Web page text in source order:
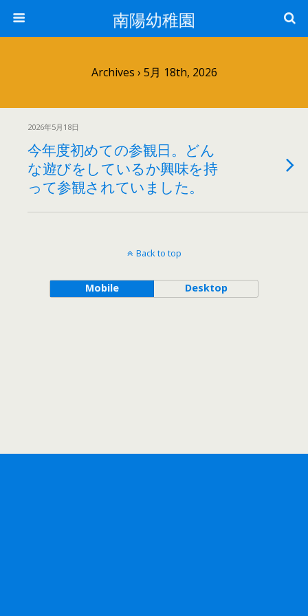
南陽幼稚園
Archives › 5月 18th, 2026
2026年5月18日
今年度初めての参観日。どん
な遊びをしているか興味を持
って参観されていました。
Back to top
Mobile Desktop